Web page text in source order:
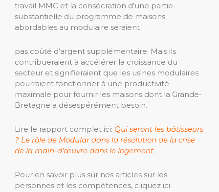
travail MMC et la consécration d’une partie
substantielle du programme de maisons
abordables au modulaire seraient
pas coûté d’argent supplémentaire. Mais ils
contribueraient à accélérer la croissance du
secteur et signifieraient que les usines modulaires
pourraient fonctionner à une productivité
maximale pour fournir les maisons dont la Grande-
Bretagne a désespérément besoin.
Lire le rapport complet ici: Qui seront les bâtisseurs
? Le rôle de Modular dans la résolution de la crise
de la main-d’œuvre dans le logement.
Pour en savoir plus sur nos articles sur les
personnes et les compétences, cliquez ici